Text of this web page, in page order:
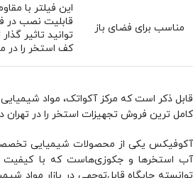
مناسب برای فضای باز
قابلیت نصب در
توانید تاثیر
کف استخر را در
قابل ذکر است که مرکز آکواتک، مواد
کامل ترین فروش تجهیزات استخر را در تهران
آکوفیکس یکی از محصولات شیمیایی
آب استخرها و جکوزی‌هاست که با کیفیت
توانسته جایگاه قابل‌توجهی در بازار مواد